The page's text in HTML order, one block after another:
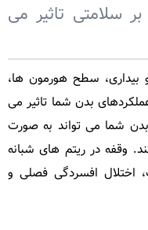
سلامتی تاثیر می
سطح هورمون ها،
بدن شما تاثیر می
شما می تواند به صورت
وقفه در ریتم های شبانه
اختلال افسردگی فصلی و